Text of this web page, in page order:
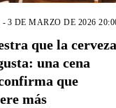
- 3 DE MARZO DE 2026
que la cerveza
una cena
que
más